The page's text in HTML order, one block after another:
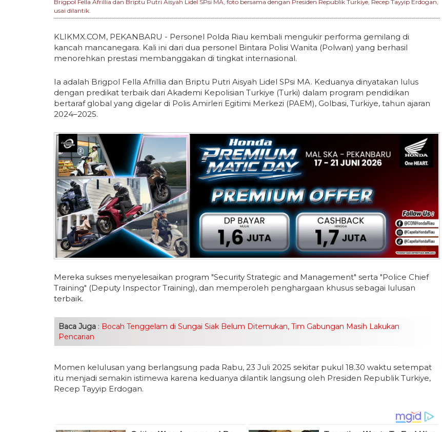
Brigpol Fella Afrillia dan Briptu Putri Aisyah Lidel SPsi MA, foto bersama dengan Presiden Republik Turkiye, Recep Tayyip Erdogan,
usai dilantik.
KLIKMX.COM, PEKANBARU - Personel Polda Riau kembali mengukir performa gemilang di
kancah mancanegara. Kali ini dari dua personel Bintara Polisi Wanita (Polwan) yang berhasil
menorehkan prestasi membanggakan di tingkat internasional.
Ia adalah Brigpol Fella Afrillia dan Briptu Putri Aisyah Lidel SPsi MA. Keduanya dinyatakan lulus
dengan predikat terbaik dari Akademi Kepolisian Turkiye (Turki) dalam program pendidikan
bertaraf global yang digelar di Polis Amirleri Egitimi Merkezi (PAEM), Golbasi, Turkiye, tahun ajaran
2024–2025.
Mereka sukses menyelesaikan program "Security Strategic and Management" serta "Police Chief
Training" (Deputy Inspector Training), dan memperoleh penghargaan khusus sebagai lulusan
terbaik.
Baca Juga : Bocah Tenggelam di Sungai Siak Belum Ditemukan, Tim Gabungan Masih Lakukan
Pencarian
Momen kelulusan yang berlangsung pada Rabu, 23 Juli 2025 sekitar pukul 18.30 waktu setempat
itu menjadi semakin istimewa karena keduanya dilantik langsung oleh Presiden Republik Turkiye,
Recep Tayyip Erdogan.